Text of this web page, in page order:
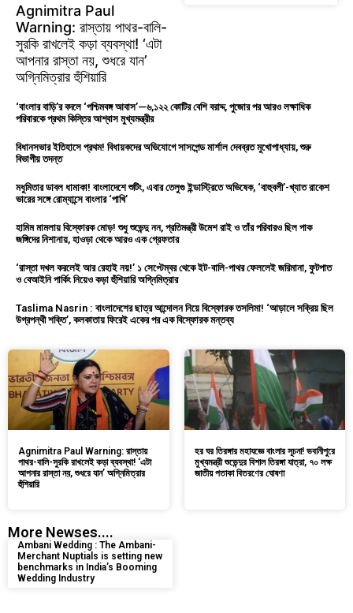
Agnimitra Paul
Warning: রাস্তায় পাথর-বালি-
সুরকি রাখলেই কড়া ব্যবস্থা! ‘এটা
আপনার রাস্তা নয়, শুধরে যান’
অগ্নিমিত্রার হুঁশিয়ারি
‘বাংলার বাড়ি’র বদলে ‘পশ্চিমবঙ্গ আবাস’—৬,১২২ কোটির বেশি বরাদ্দ, পুজোর পর আরও লক্ষাধিক
পরিবারকে প্রথম কিস্তির আশ্বাস মুখ্যমন্ত্রীর
বিধানসভার ইতিহাসে প্রথম! বিধায়কদের অভিযোগে সাসপেন্ড মার্শাল দেবব্রত মুখোপাধ্যায়, শুরু
বিভাগীয় তদন্ত
মধুমিতার ডাবল ধামাকা! বাংলাদেশে শুটিং, এবার তেলুগু ইন্ডাস্ট্রিতে অভিষেক, ‘বাহুবলী’-খ্যাত রাকেশ
ভারের সঙ্গে রোম্যান্সে বাংলার ‘পাখি’
হামিম মামলায় বিস্ফোরক মোড়! শুধু শুভেন্দু নন, প্রতিমন্ত্রী উমেশ রাই ও তাঁর পরিবারও ছিল পাক
জঙ্গিদের নিশানায়, হাওড়া থেকে আরও এক গ্রেফতার
‘রাস্তা দখল করলেই আর রেহাই নয়!’ ১ সেপ্টেম্বর থেকে ইট-বালি-পাথর ফেললেই জরিমানা, ফুটপাত
ও বেআইনি পার্কিং নিয়েও কড়া হুঁশিয়ারি অগ্নিমিত্রার
Taslima Nasrin : বাংলাদেশের ছাত্র আন্দোলন নিয়ে বিস্ফোরক তসলিমা! ‘আড়ালে সক্রিয় ছিল
উগ্রপন্থী শক্তি’, কলকাতায় ফিরেই একের পর এক বিস্ফোরক মন্তব্য
Agnimitra Paul Warning: রাস্তায়
পাথর-বালি-সুরকি রাখলেই কড়া ব্যবস্থা! ‘এটা
আপনার রাস্তা নয়, শুধরে যান’ অগ্নিমিত্রার
হুঁশিয়ারি
হর ঘর তিরঙ্গার মহাযজ্ঞে বাংলার সূচনা! ভবানীপুরে
মুখ্যমন্ত্রী শুভেন্দুর বিশাল তিরঙ্গা যাত্রা, ৭০ লক্ষ
জাতীয় পতাকা বিতরণের ঘোষণা
More Newses....
Ambani Wedding : The Ambani-
Merchant Nuptials is setting new
benchmarks in India’s Booming
Wedding Industry